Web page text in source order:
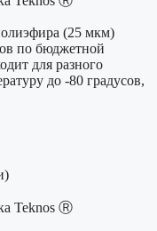
(25 мкм)
по бюджетной
для разного
до -80 градусов,
Teknos Ⓡ